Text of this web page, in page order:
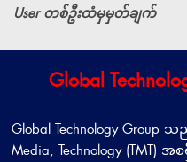
User တစ်ဦးထံမှမှတ်ချက်
Global
Global Technology
Media, Technology